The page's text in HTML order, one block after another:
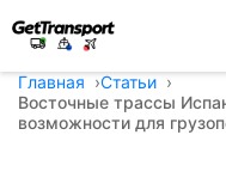
Главная
Статьи
Восточные трассы
возможности для